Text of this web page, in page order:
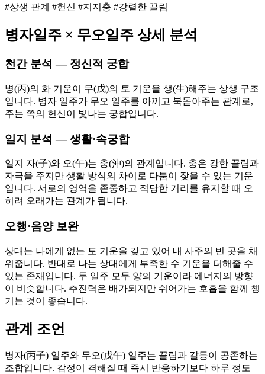
#상생 관계 #헌신 #지지충 #강렬한 끌림
병자일주 × 무오일주 상세 분석
천간 분석 — 정신적 궁합
병(丙)의 화 기운이 무(戊)의 토 기운을 생(生)해주는 상생 구조
입니다. 병자 일주가 무오 일주를 아끼고 북돋아주는 관계로,
주는 쪽의 헌신이 빛나는 궁합입니다.
일지 분석 — 생활·속궁합
일지 자(子)와 오(午)는 충(沖)의 관계입니다. 충은 강한 끌림과
자극을 주지만 생활 방식의 차이로 다툼이 잦을 수 있는 기운
입니다. 서로의 영역을 존중하고 적당한 거리를 유지할 때 오
히려 오래가는 관계가 됩니다.
오행·음양 보완
상대는 나에게 없는 토 기운을 갖고 있어 내 사주의 빈 곳을 채
워줍니다. 반대로 나는 상대에게 부족한 수 기운을 더해줄 수
있는 존재입니다. 두 일주 모두 양의 기운이라 에너지의 방향
이 비슷합니다. 추진력은 배가되지만 쉬어가는 호흡을 함께 챙
기는 것이 좋습니다.
관계 조언
병자(丙子) 일주와 무오(戊午) 일주는 끌림과 갈등이 공존하는
조합입니다. 감정이 격해질 때 즉시 반응하기보다 하루 정도